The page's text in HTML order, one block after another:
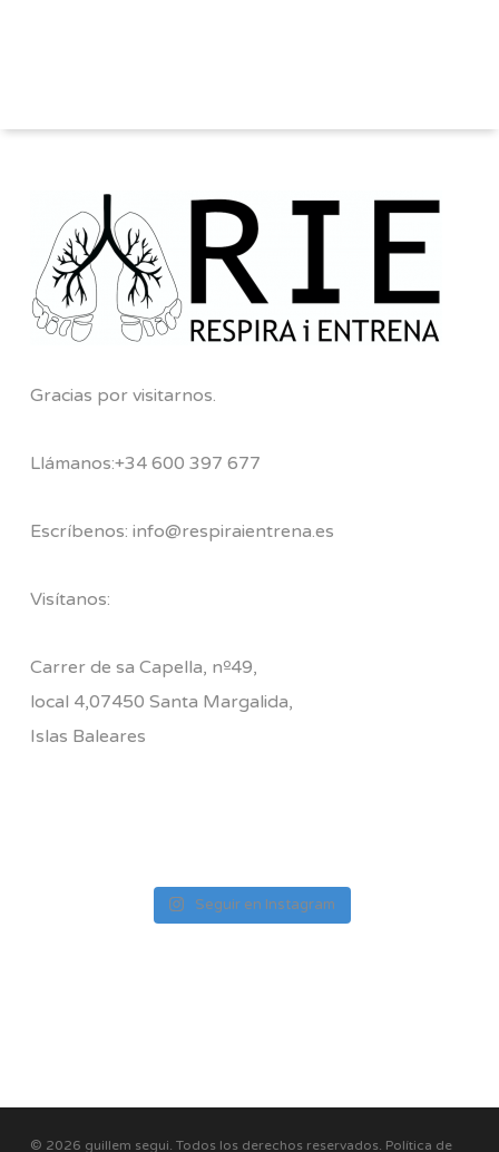
Gracias por visitarnos.
Llámanos:+34 600 397 677
Escríbenos: info@respiraientrena.es
Visítanos:
Carrer de sa Capella, nº49,
local 4,07450 Santa Margalida,
Islas Baleares
Seguir en Instagram
© 2026 guillem segui. Todos los derechos reservados. Política de